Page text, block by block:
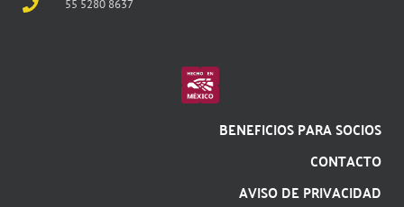
55 5280 8637
BENEFICIOS PARA SOCIOS
CONTACTO
AVISO DE PRIVACIDAD